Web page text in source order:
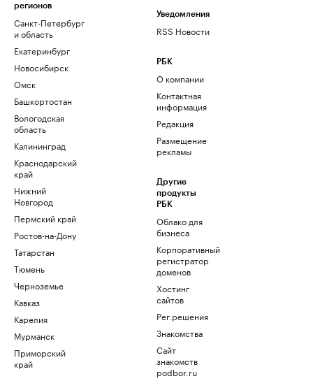
регионов
Санкт-Петербург
и область
Екатеринбург
Новосибирск
Омск
Башкортостан
Вологодская
область
Калининград
Краснодарский
край
Нижний
Новгород
Пермский край
Ростов-на-Дону
Татарстан
Тюмень
Черноземье
Кавказ
Карелия
Мурманск
Приморский
край
Уведомления
RSS Новости
РБК
О компании
Контактная
информация
Редакция
Размещение
рекламы
Другие
продукты
РБК
Облако для
бизнеса
Корпоративный
регистратор
доменов
Хостинг
сайтов
Рег.решения
Знакомства
Сайт
знакомств
podbor.ru